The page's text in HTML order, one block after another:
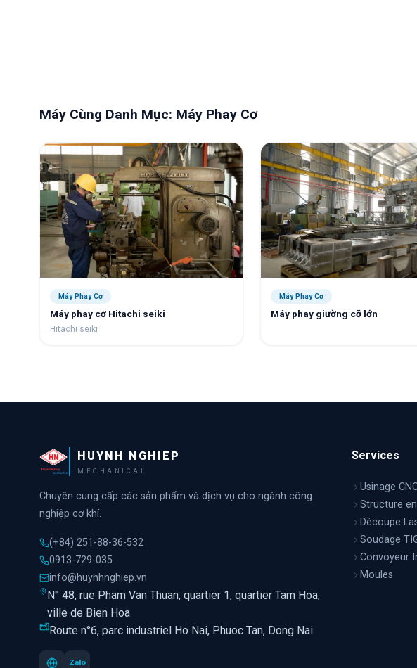
Máy Cùng Danh Mục: Máy Phay Cơ
Máy Phay Cơ
Máy phay cơ Hitachi seiki
Hitachi seiki
Máy Phay Cơ
Máy phay giường cỡ lớn
HUYNH NGHIEP
MECHANICAL
Chuyên cung cấp các sản phẩm và dịch vụ cho ngành công
nghiệp cơ khí.
(+84) 251-88-36-532
0913-729-035
info@huynhnghiep.vn
N° 48, rue Pham Van Thuan, quartier 1, quartier Tam Hoa,
ville de Bien Hoa
Route n°6, parc industriel Ho Nai, Phuoc Tan, Dong Nai
Zalo
Services
Usinage
Structure
Découpe
Soudage
Convoyeur
Moules